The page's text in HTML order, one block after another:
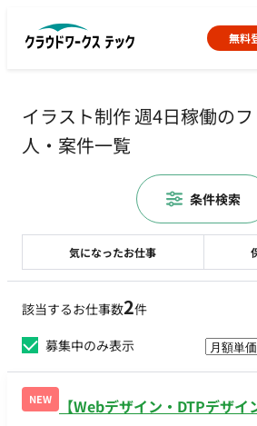
無料
イラスト制作 週4日稼働の
人・案件一覧
該当するお仕事数2件
募集中のみ表示
NEW
【Webデザイン・DTPデザ
気になったお仕事
条件検索